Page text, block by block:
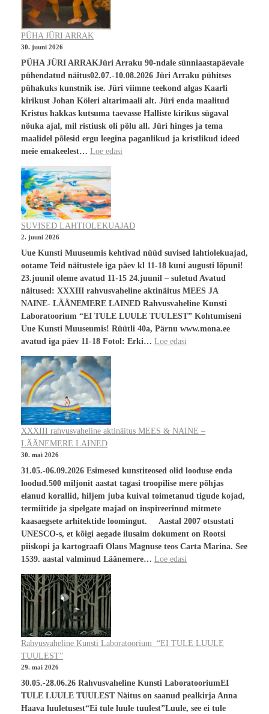
PÜHA JÜRI ARRAK
30. juuni 2026
PÜHA JÜRI ARRAKJüri Arraku 90-ndale sünniaastapäevale
pühendatud näitus02.07.-10.08.2026 Jüri Arraku pühitses
pühakuks kunstnik ise. Jüri viimne teekond algas Kaarli
kirikust Johan Köleri altarimaali alt. Jüri enda maalitud
Kristus hakkas kutsuma taevasse Halliste kirikus sügaval
nõuka ajal, mil ristiusk oli põlu all. Jüri hinges ja tema
maalidel põlesid ergu leegina paganlikud ja kristlikud ideed
meie emakeelest… Loe edasi
SUVISED LAHTIOLEKUAJAD
2. juuni 2026
Uue Kunsti Muuseumis kehtivad nüüd suvised lahtiolekuajad,
ootame Teid näitustele iga päev kl 11-18 kuni augusti lõpuni!
23.juunil oleme avatud 11-15 24.juunil – suletud Avatud
näitused: XXXIII rahvusvaheline aktinäitus MEES JA
NAINE- LÄÄNEMERE LAINED Rahvusvaheline Kunsti
Laboratoorium “EI TULE LUULE TUULEST” Kohtumiseni
Uue Kunsti Muuseumis! Rüütli 40a, Pärnu www.mona.ee
avatud iga päev 11-18 Fotol: Erki… Loe edasi
XXXIII rahvusvaheline aktinäitus MEES & NAINE –
LÄÄNEMERE LAINED
30. mai 2026
31.05.-06.09.2026 Esimesed kunstiteosed olid looduse enda
loodud.500 miljonit aastat tagasi troopilise mere põhjas
elanud korallid, hiljem juba kuival toimetanud tigude kojad,
termiitide ja sipelgate majad on inspireerinud mitmete
kaasaegsete arhitektide loomingut. Aastal 2007 otsustati
UNESCO-s, et kõigi aegade ilusaim dokument on Rootsi
piiskopi ja kartograafi Olaus Magnuse teos Carta Marina. See
1539. aastal valminud Läänemere… Loe edasi
Rahvusvaheline Kunsti Laboratoorium “EI TULE LUULE
TUULEST”
29. mai 2026
30.05.-28.06.26 Rahvusvaheline Kunsti LaboratooriumEI
TULE LUULE TUULEST Näitus on saanud pealkirja Anna
Haava luuletusest“Ei tule luule tuulest”Luule, see ei tule